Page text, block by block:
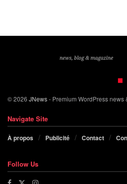
© 2026 JNews- Premium WordPress news
Navigate Site
À propos Publicité Contact
Follow Us